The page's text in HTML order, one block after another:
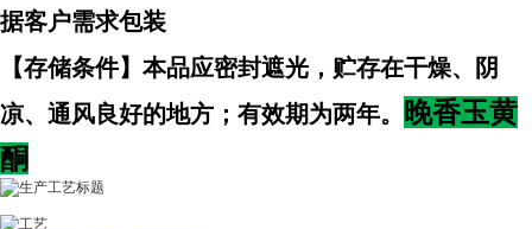
据客户需求包装
【存储条件】本品应密封遮光，贮存在干燥、阴
凉、通风良好的地方；有效期为两年。
晚香玉黄
酮